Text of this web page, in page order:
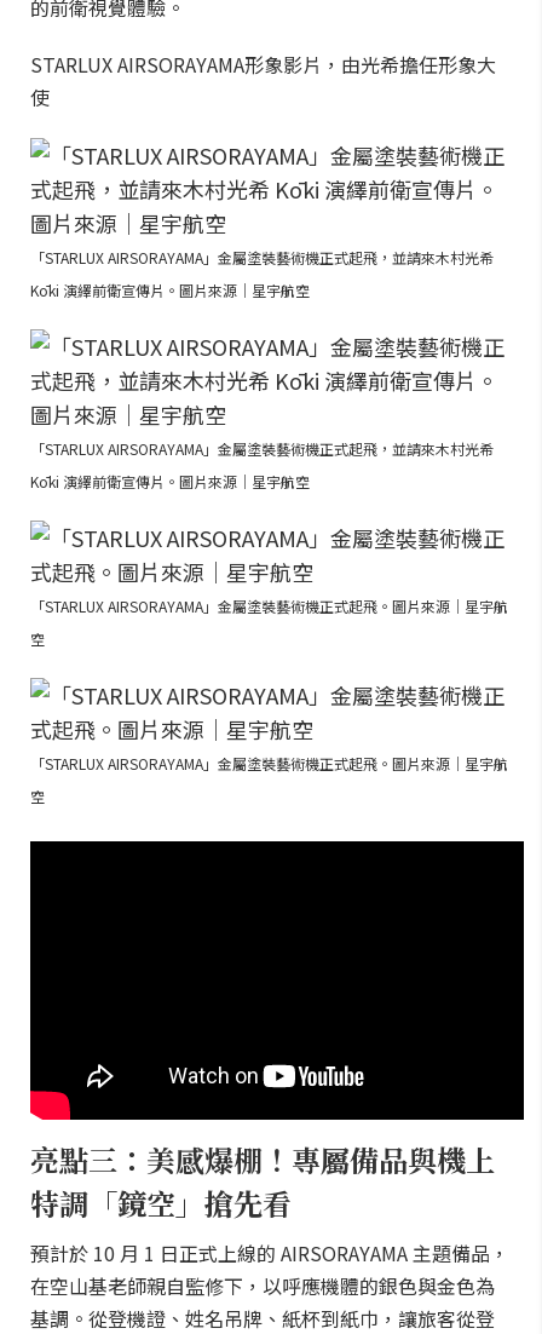
的前衛視覺體驗。
STARLUX AIRSORAYAMA形象影片，由光希擔任形象大
使
「STARLUX AIRSORAYAMA」金屬塗裝藝術機正式起飛，並請來木村光希
Kōki 演繹前衛宣傳片。圖片來源｜星宇航空
「STARLUX AIRSORAYAMA」金屬塗裝藝術機正式起飛，並請來木村光希
Kōki 演繹前衛宣傳片。圖片來源｜星宇航空
「STARLUX AIRSORAYAMA」金屬塗裝藝術機正式起飛。圖片來源｜星宇航
空
「STARLUX AIRSORAYAMA」金屬塗裝藝術機正式起飛。圖片來源｜星宇航
空
亮點三：美感爆棚！專屬備品與機上
特調「鏡空」搶先看
預計於 10 月 1 日正式上線的 AIRSORAYAMA 主題備品，
在空山基老師親自監修下，以呼應機體的銀色與金色為
基調。從登機證、姓名吊牌、紙杯到紙巾，讓旅客從登